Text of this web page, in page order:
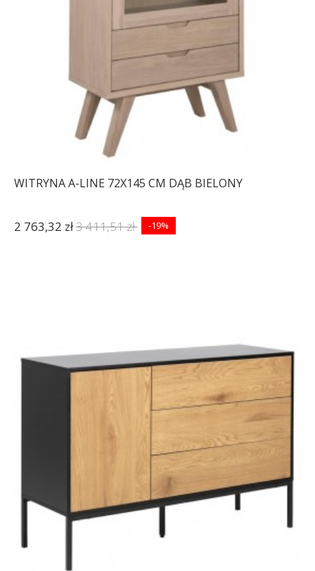
WITRYNA A-LINE 72X145 CM DĄB BIELONY
2 763,32 zł3 411,51 zł -19%